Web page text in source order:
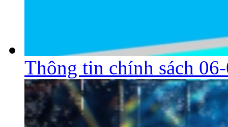
Thông tin chính sách